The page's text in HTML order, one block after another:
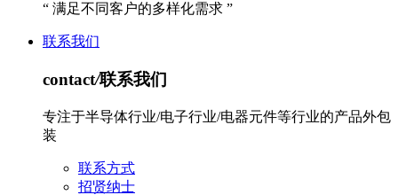
“ 满足不同客户的多样化需求 ”
联系我们
contact/联系我们
专注于半导体行业/电子行业/电器元件等行业的产品外包
装
联系方式
招贤纳士